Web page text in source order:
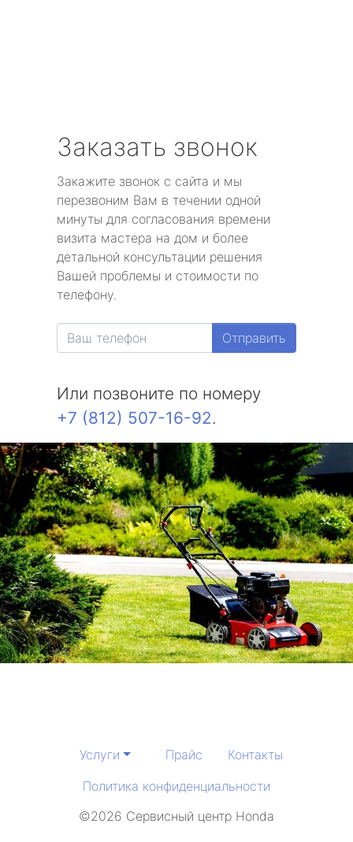
Заказать звонок
Закажите звонок с сайта и мы
перезвоним Вам в течении одной
минуты для согласования времени
визита мастера на дом и более
детальной консультации решения
Вашей проблемы и стоимости по
телефону.
Отправить
Или позвоните по номеру
+7 (812) 507-16-92.
Услуги Прайс
Контакты
Политика конфиденциальности
©2026 Сервисный центр Honda